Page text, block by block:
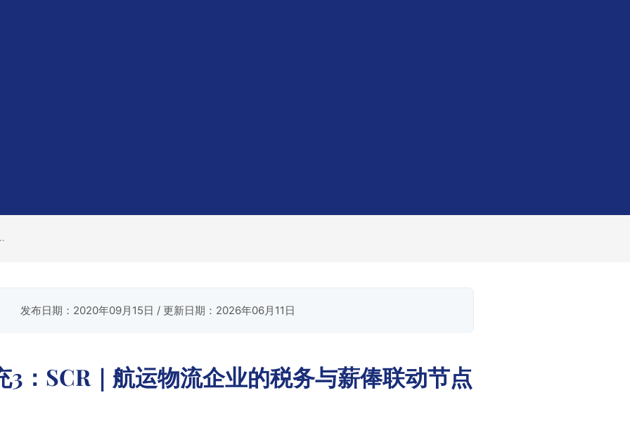
发布日期：2020年09月15日 / 更新日期：2026年06月11日
3：SCR｜航运物流企业的税务与薪俸联动节点